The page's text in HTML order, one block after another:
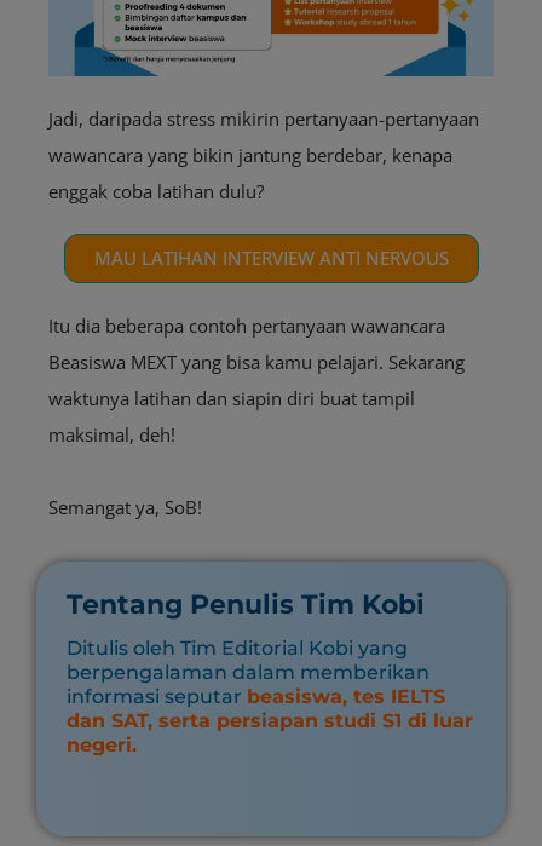
Jadi, daripada stress mikirin pertanyaan-pertanyaan
wawancara yang bikin jantung berdebar, kenapa
enggak coba latihan dulu?
MAU LATIHAN INTERVIEW ANTI NERVOUS
Itu dia beberapa contoh pertanyaan wawancara
Beasiswa MEXT yang bisa kamu pelajari. Sekarang
waktunya latihan dan siapin diri buat tampil
maksimal, deh!
Semangat ya, SoB!
Tentang Penulis Tim Kobi
Ditulis oleh Tim Editorial Kobi yang
berpengalaman dalam memberikan
informasi seputar beasiswa, tes IELTS
dan SAT, serta persiapan studi S1 di luar
negeri.